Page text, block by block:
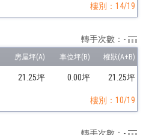
樓別：14/19
21.25坪 0.00坪 21.25坪
樓別：10/19
轉手次數：-
轉手次數：-